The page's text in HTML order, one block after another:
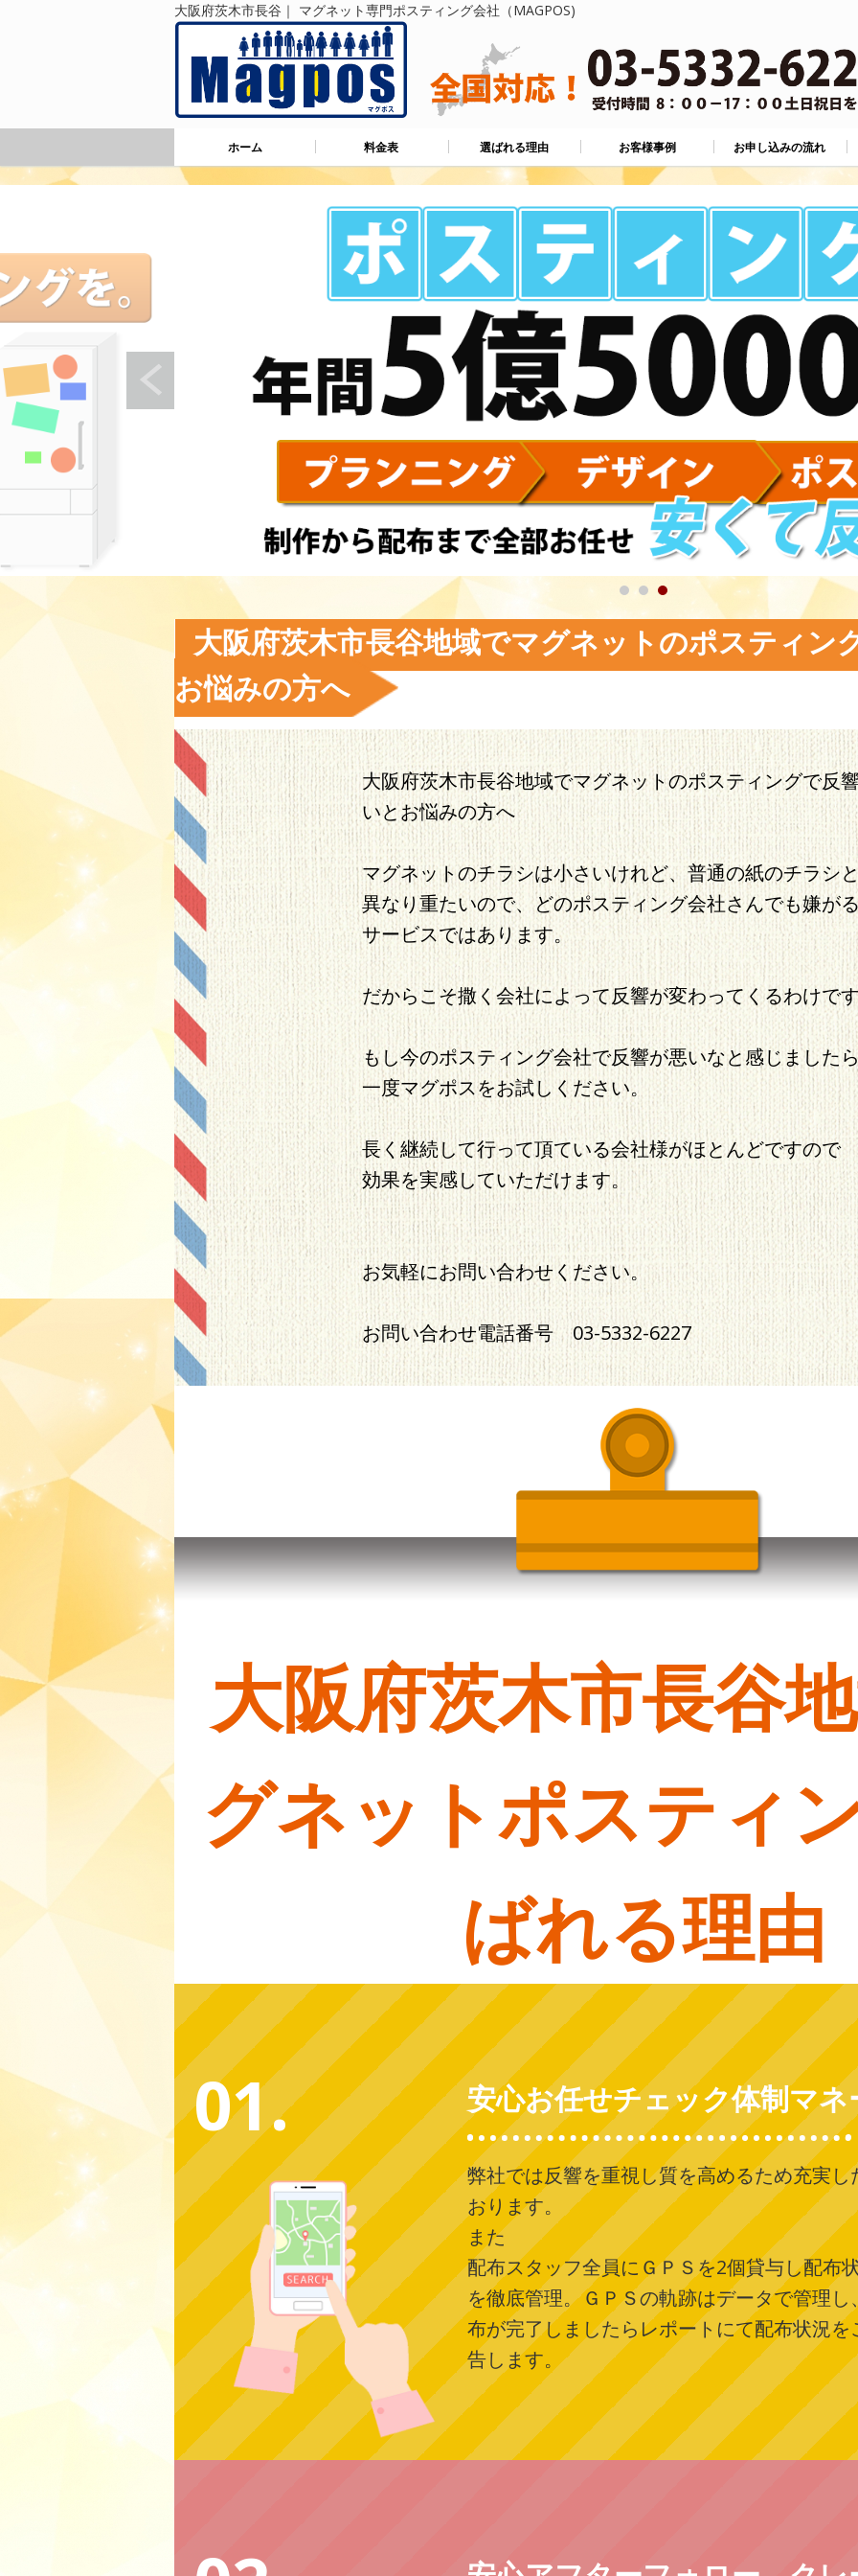
大阪府茨木市長谷｜ マグネット専門ポスティング会社（MAGPOS)
ホーム 料金表 選ばれる理由 お客様事例 お申し込みの流れ
大阪府茨木市長谷地域でマグネットのポスティン
お悩みの方へ
大阪府茨木市長谷地域でマグネットのポスティングで反
いとお悩みの方へ
マグネットのチラシは小さいけれど、普通の紙のチラシ
異なり重たいので、どのポスティング会社さんでも嫌が
サービスではあります。
だからこそ撒く会社によって反響が変わってくるわけで
もし今のポスティング会社で反響が悪いなと感じました
一度マグポスをお試しください。
長く継続して行って頂ている会社様がほとんどですので
効果を実感していただけます。
お気軽にお問い合わせください。
お問い合わせ電話番号03-5332-6227
大阪府茨木市長谷
グネットポスティ
ばれる理由
01. 安心お任せチェック体制マ
弊社では反響を重視し質を高めるため充実
おります。
また
配布スタッフ全員にＧＰＳを2個貸与し配布
を徹底管理。ＧＰＳの軌跡はデータで管理し
布が完了しましたらレポートにて配布状況を
告します。